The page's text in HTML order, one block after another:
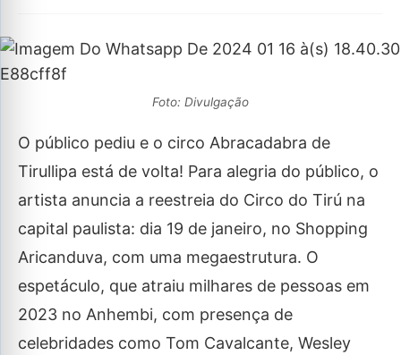
Foto: Divulgação
O público pediu e o circo Abracadabra de
Tirullipa está de volta! Para alegria do público, o
artista anuncia a reestreia do Circo do Tirú na
capital paulista: dia 19 de janeiro, no Shopping
Aricanduva, com uma megaestrutura. O
espetáculo, que atraiu milhares de pessoas em
2023 no Anhembi, com presença de
celebridades como Tom Cavalcante, Wesley